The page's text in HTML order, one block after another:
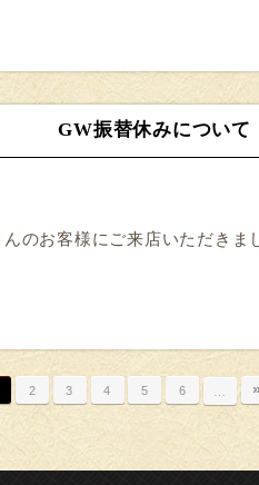
GW振替休みについて
のお客様にご来店いただき
2 3 4 5 6